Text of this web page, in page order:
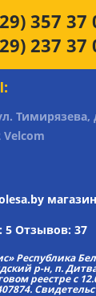
357 37
237 37
Тимирязева,
Velcom
5 Отзывов: 37
Республика
р-н, п.
реестре с